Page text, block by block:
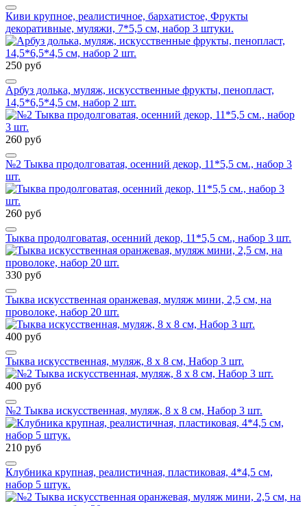
Киви крупное, реалистичное, бархатистое, Фрукты
декоративные, муляжи, 7*5,5 см, набор 3 штуки.
250 руб
Арбуз долька, муляж, искусственные фрукты, пенопласт,
14,5*6,5*4,5 см, набор 2 шт.
260 руб
№2 Тыква продолговатая, осенний декор, 11*5,5 см., набор 3
шт.
260 руб
Тыква продолговатая, осенний декор, 11*5,5 см., набор 3 шт.
330 руб
Тыква искусственная оранжевая, муляж мини, 2,5 см, на
проволоке, набор 20 шт.
400 руб
Тыква искусственная, муляж, 8 х 8 см, Набор 3 шт.
400 руб
№2 Тыква искусственная, муляж, 8 х 8 см, Набор 3 шт.
210 руб
Клубника крупная, реалистичная, пластиковая, 4*4,5 см,
набор 5 штук.